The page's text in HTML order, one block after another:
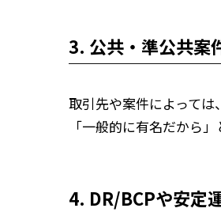
3. 公共・準公共案
取引先や案件によって
「一般的に有名だから
4. DR/BCPや安定